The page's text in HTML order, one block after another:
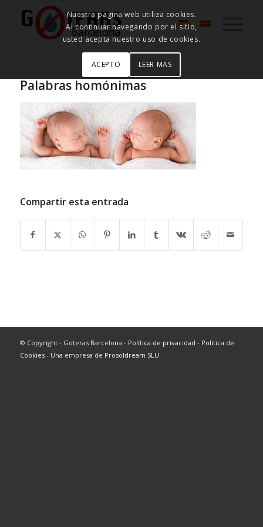
Palabras homónimas
Compartir esta entrada
© Copyright - Goteras Barcelona - Política de privacidad - Politica de
Cookies- Una empresa de Prosoldream SLU
Nuestra pagina web utiliza cookies.
Al continuar navegando por el sitio,
usted acepta nuestro uso de cookies.
ACEPTO LEER MAS